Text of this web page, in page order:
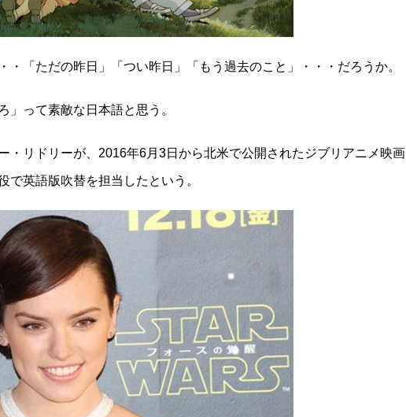
・「ただの昨日」「つい昨日」「もう過去のこと」・・・だろうか。
」って素敵な日本語と思う。
・リドリーが、2016年6月3日から北米で公開されたジブリアニメ映画
で英語版吹替を担当したという。